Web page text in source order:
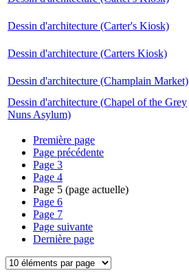
Dessin d'architecture (Carter's Kiosk)
Dessin d'architecture (Carters Kiosk)
Dessin d'architecture (Champlain Market)
Dessin d'architecture (Chapel of the Grey
Nuns Asylum)
Première page
Page précédente
Page 3
Page 4
Page 5 (page actuelle)
Page 6
Page 7
Page suivante
Dernière page